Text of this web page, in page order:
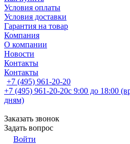
Условия оплаты
Условия доставки
Гарантия на товар
Компания
О компании
Новости
Контакты
Контакты
+7 (495) 961-20-20
+7 (495) 961-20-20с 9:00 до 18:00
дням)
Заказать звонок
Задать вопрос
Войти